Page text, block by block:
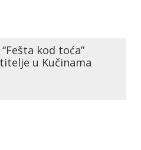
kod toća”
u Kučinama